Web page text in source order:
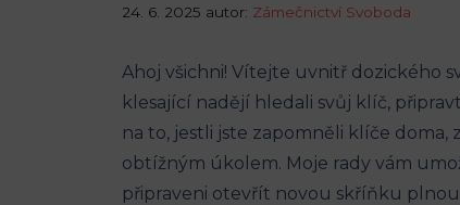
24. 6. 2025 autor: Zámečnictví Svoboda
Ahoj všichni! Vítejte uvnitř dozického
klesající nadějí hledali svůj klíč,
na to, jestli jste zapomněli klíče
obtížným úkolem. Moje rady vám
připraveni otevřít novou skříňku